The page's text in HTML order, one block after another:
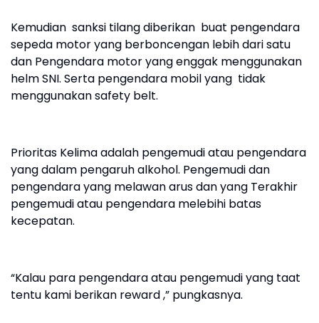
Kemudian sanksi tilang diberikan buat pengendara
sepeda motor yang berboncengan lebih dari satu
dan Pengendara motor yang enggak menggunakan
helm SNI. Serta pengendara mobil yang tidak
menggunakan safety belt.
Prioritas Kelima adalah pengemudi atau pengendara
yang dalam pengaruh alkohol. Pengemudi dan
pengendara yang melawan arus dan yang Terakhir
pengemudi atau pengendara melebihi batas
kecepatan.
“Kalau para pengendara atau pengemudi yang taat
tentu kami berikan reward ,” pungkasnya.